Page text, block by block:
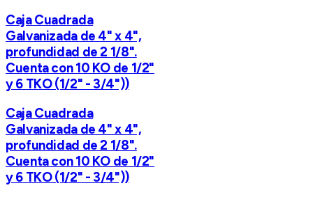
Caja Cuadrada
Galvanizada de 4" x 4",
profundidad de 2 1/8".
Cuenta con 10 KO de 1/2"
y 6 TKO (1/2" - 3/4"))
Caja Cuadrada
Galvanizada de 4" x 4",
profundidad de 2 1/8".
Cuenta con 10 KO de 1/2"
y 6 TKO (1/2" - 3/4"))